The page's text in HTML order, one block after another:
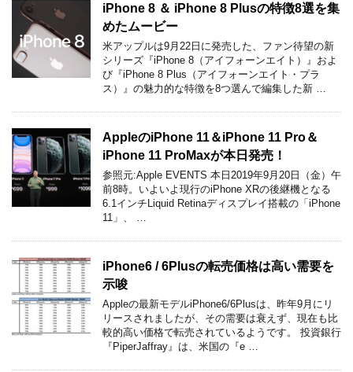
iPhone 8 ＆ iPhone 8 Plusの特徴8選を集
めたムービー
米アップルは9月22日に発売した、ファン待望の新
シリーズ『iPhone 8（アイフォーンエイト）』およ
び『iPhone 8 Plus（アイフォーンエイト・プラ
ス）』の魅力的な特徴を8つ選んで編集した新 …
AppleのiPhone 11＆iPhone 11 Pro＆
iPhone 11 ProMaxが本日発売！
参照元:Apple EVENTS 本日2019年9月20日（金）午
前8時。いよいよ現行のiPhone XRの後継機となる
6.1インチLiquid Retinaディスプレイ搭載の「iPhone
11」、 …
iPhone6 / 6Plusの転売価格は高い需要を
示唆
Appleの最新モデルiPhone6/6Plusは、昨年9月にリ
リースされましたが、その需要は衰えず、現在も比
較的高い価格で転売されているようです。 投資銀行
『PiperJaffray』は、米国の『e …